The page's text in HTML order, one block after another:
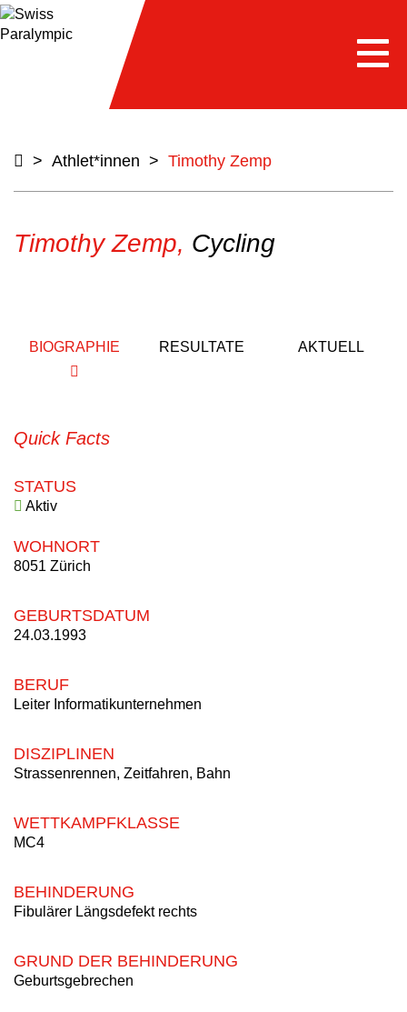
> Athlet*innen > Timothy Zemp
Timothy Zemp, Cycling
BIOGRAPHIE RESULTATE AKTUELL
Quick Facts
STATUS
Aktiv
WOHNORT
8051 Zürich
GEBURTSDATUM
24.03.1993
BERUF
Leiter Informatikunternehmen
DISZIPLINEN
Strassenrennen, Zeitfahren, Bahn
WETTKAMPFKLASSE
MC4
BEHINDERUNG
Fibulärer Längsdefekt rechts
GRUND DER BEHINDERUNG
Geburtsgebrechen